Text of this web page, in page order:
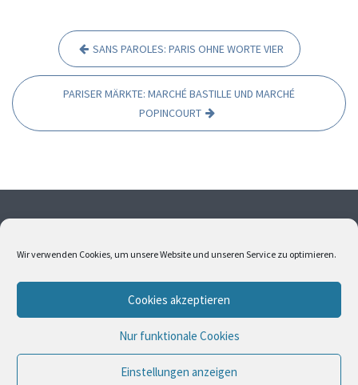
Wir verwenden Cookies, um unsere Website und unseren Service zu optimieren.
Cookies akzeptieren
Nur funktionale Cookies
Einstellungen anzeigen
e
i
t
s
n
a
i
g
SANS PAROLES: PARIS OHNE WORTE VIER
PARISER MÄRKTE: MARCHÉ BASTILLE UND MARCHÉ
POPINCOURT
Ohne meine Einwilligung dürfen weder Fotos noch Texte
urheberrechtlich geschützt. Bitte kontaktieren Sie mich,
wenn Sie Interesse an Bildern oder Texten haben.
ZWISCHENSTOPP